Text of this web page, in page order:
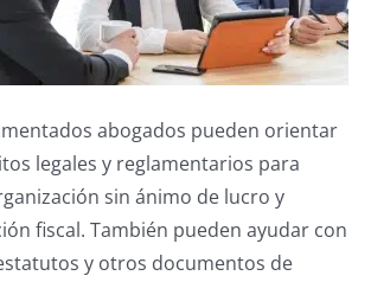
abogados pueden orientar
legales y reglamentarios para
sin ánimo de lucro y
fiscal. También pueden ayudar con
y otros documentos de